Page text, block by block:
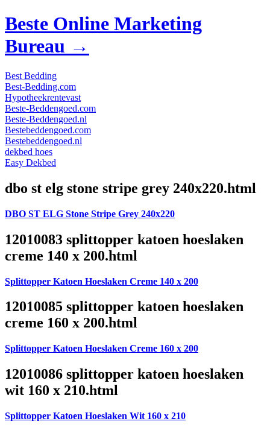
Beste Online Marketing
Bureau →
Best Bedding
Best-Bedding.com
Hypotheekrentevast
Beste-Beddengoed.com
Beste-Beddengoed.nl
Bestebeddengoed.com
Bestebeddengoed.nl
dekbed hoes
Easy Dekbed
dbo st elg stone stripe grey 240x220.html
DBO ST ELG Stone Stripe Grey 240x220
12010083 splittopper katoen hoeslaken
creme 140 x 200.html
Splittopper Katoen Hoeslaken Creme 140 x 200
12010085 splittopper katoen hoeslaken
creme 160 x 200.html
Splittopper Katoen Hoeslaken Creme 160 x 200
12010086 splittopper katoen hoeslaken
wit 160 x 210.html
Splittopper Katoen Hoeslaken Wit 160 x 210